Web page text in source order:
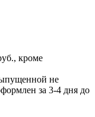
кроме
не
за 3-4 дня до